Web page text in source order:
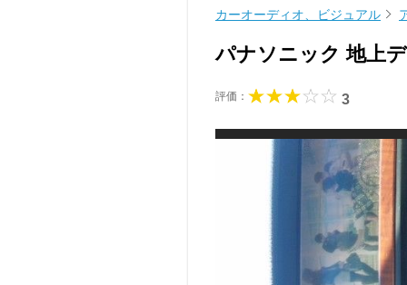
カーオーディオ、ビジュアル
パナソニック 地上
評価： 3